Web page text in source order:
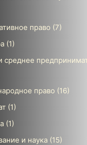
право (7)
(1)
среднее
право (16)
(1)
(1)
и наука (15)